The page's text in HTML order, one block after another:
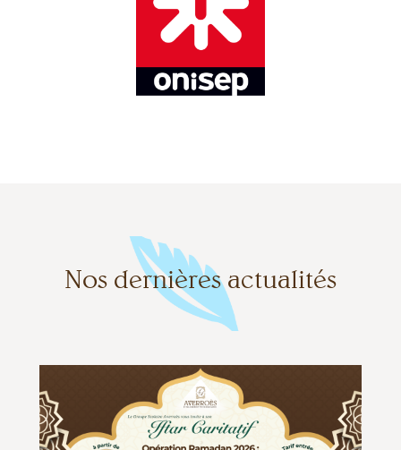
Nos dernières actualités